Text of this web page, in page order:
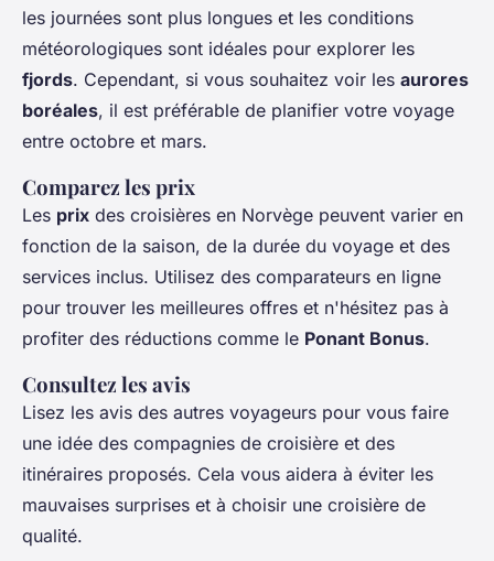
les journées sont plus longues et les conditions
météorologiques sont idéales pour explorer les
fjords. Cependant, si vous souhaitez voir les aurores
boréales, il est préférable de planifier votre voyage
entre octobre et mars.
Comparez les prix
Les prix des croisières en Norvège peuvent varier en
fonction de la saison, de la durée du voyage et des
services inclus. Utilisez des comparateurs en ligne
pour trouver les meilleures offres et n'hésitez pas à
profiter des réductions comme le Ponant Bonus.
Consultez les avis
Lisez les avis des autres voyageurs pour vous faire
une idée des compagnies de croisière et des
itinéraires proposés. Cela vous aidera à éviter les
mauvaises surprises et à choisir une croisière de
qualité.